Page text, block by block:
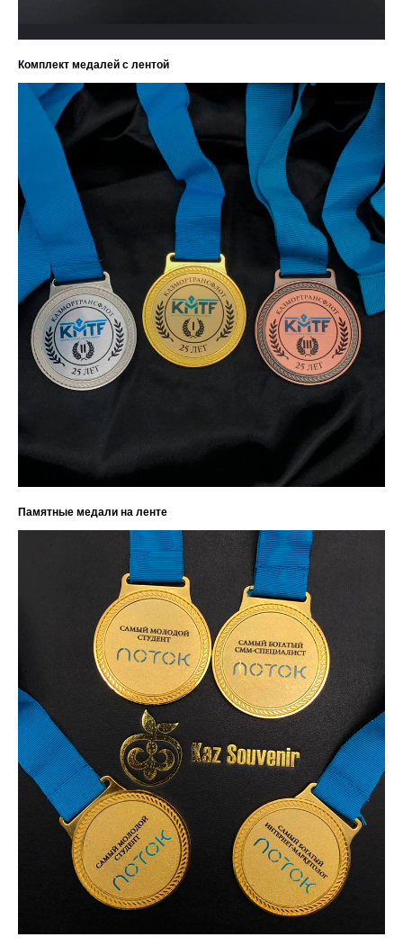
Комплект медалей с лентой
Памятные медали на ленте